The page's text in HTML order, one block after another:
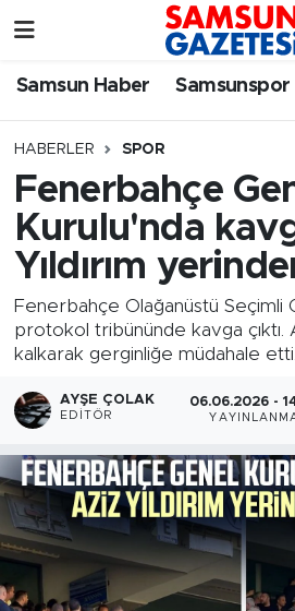
Samsun Haber Samsunspor
HABERLER SPOR
Fenerbahçe
Kurulu'nda
Yıldırım
Fenerbahçe Olağanüstü Seçimli
protokol tribününde kavga çıktı.
kalkarak gerginliğe müdahale etti.
AYŞE ÇOLAK
EDITÖR
06.06.2026 -
Samsun Haber
Samsun Rehberi
Resmi İlanlar
Samsun Nöbetçi
SAMSUN Namaz Vakitleri
Samsun Trafik Yoğunluk
Süper Lig Puan Durumu
Tüm Manşetler
Son Dakika Haberleri
Haber Arşivi